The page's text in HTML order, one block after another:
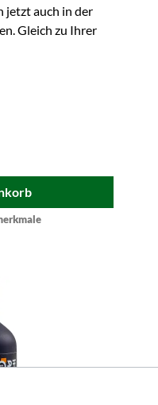
jetzt auch in der
Gleich zu Ihrer